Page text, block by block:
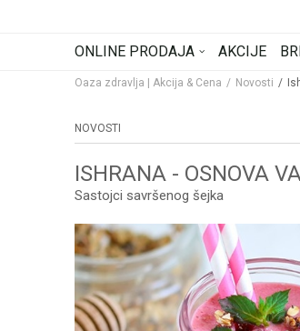
ONLINE PRODAJA AKCIJE
Oaza zdravlja | Akcija & Cena Novosti
NOVOSTI
ISHRANA - OSNOVA
Sastojci savršenog šejka